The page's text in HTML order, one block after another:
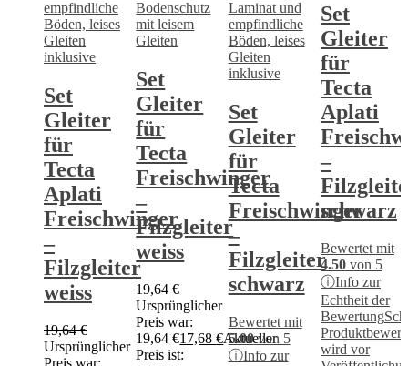
Set
Gleiter
für
Tecta
Aplati
Freischwinger
–
Filzgleiter
weiss
19,64€
Ursprünglicher
Set
Gleiter
für
Tecta
Freischwinger
–
Filzgleiter
weiss
19,64€
Ursprünglicher
Preis war:
19,64 €17,68€Aktueller
Preis ist:
Set
Gleiter
für
Tecta
Freischwinger
–
Filzgleiter
schwarz
Bewertet mit
5.00von 5
ⓘInfo zur
Set
Gleiter
für
Tecta
Aplati
–
schwarz
Bewertet mit
4.50von 5
ⓘInfo zur
Echtheit der
Bewertung
wird vor